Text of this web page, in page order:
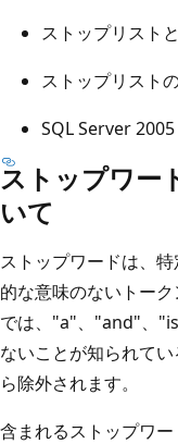
ストップリスト
ストップリスト
SQL Server
ストップワー
いて
ストップワードは、
的な意味のないトー
では、"a"、"and"、
ないことが知られて
ら除外されます。
含まれるストップワ